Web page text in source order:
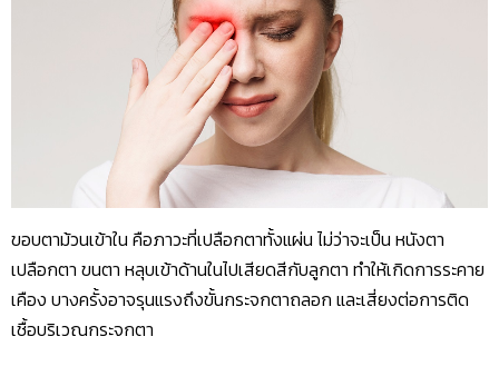
ขอบตาม้วนเข้าใน คือภาวะที่เปลือกตาทั้งแผ่น ไม่ว่าจะเป็น หนังตา
เปลือกตา ขนตา หลุบเข้าด้านในไปเสียดสีกับลูกตา ทำให้เกิดการระคาย
เคือง บางครั้งอาจรุนแรงถึงขั้นกระจกตาถลอก และเสี่ยงต่อการติด
เชื้อบริเวณกระจกตา